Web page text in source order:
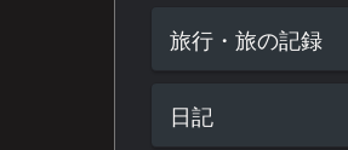
旅行・旅の記録
日記